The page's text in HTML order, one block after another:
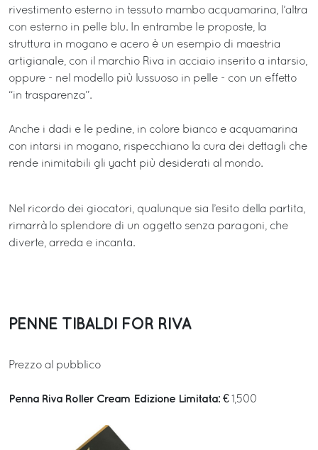
rivestimento esterno in tessuto mambo acquamarina, l’altra
con esterno in pelle blu. In entrambe le proposte, la
struttura in mogano e acero è un esempio di maestria
artigianale, con il marchio Riva in acciaio inserito a intarsio,
oppure - nel modello più lussuoso in pelle - con un effetto
“in trasparenza”.
Anche i dadi e le pedine, in colore bianco e acquamarina
con intarsi in mogano, rispecchiano la cura dei dettagli che
rende inimitabili gli yacht più desiderati al mondo.
Nel ricordo dei giocatori, qualunque sia l’esito della partita,
rimarrà lo splendore di un oggetto senza paragoni, che
diverte, arreda e incanta.
PENNE TIBALDI FOR RIVA
Prezzo al pubblico
Penna Riva Roller Cream Edizione Limitata: € 1,500